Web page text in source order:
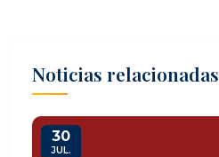
Noticias relacionadas
30
JUL.